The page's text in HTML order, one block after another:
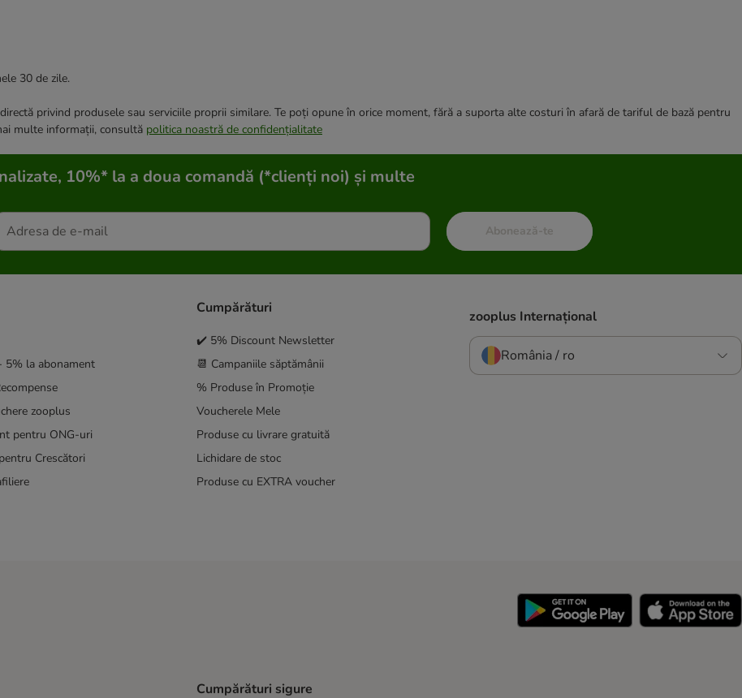
30 de zile.
privind produsele sau serviciile proprii similare. Te poți opune în orice moment, fără a suporta alte costuri în afară de tariful de bază pentru
multe informații, consultă politica noastră de confidențialitate
10%* la a doua comandă (*clienți noi) și multe
Abonează-te
5% la abonament
zooplus
pentru ONG-uri
Crescători
Cumpărături
✔️ 5% Discount Newsletter
📆 Campaniile săptămânii
% Produse în Promoție
Voucherele Mele
Produse cu livrare gratuită
Lichidare de stoc
Produse cu EXTRA voucher
zooplus Internațional
România / ro
Cumpărături sigure